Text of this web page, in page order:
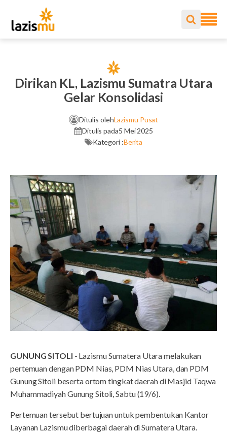
Dirikan KL, Lazismu Sumatra Utara
Gelar Konsolidasi
Ditulis olehLazismu Pusat
Ditulis pada5 Mei 2025
Kategori :Berita
GUNUNG SITOLI - Lazismu Sumatera Utara melakukan
pertemuan dengan PDM Nias, PDM Nias Utara, dan PDM
Gunung Sitoli beserta ortom tingkat daerah di Masjid Taqwa
Muhammadiyah Gunung Sitoli, Sabtu (19/6).
Pertemuan tersebut bertujuan untuk pembentukan Kantor
Layanan Lazismu diberbagai daerah di Sumatera Utara.